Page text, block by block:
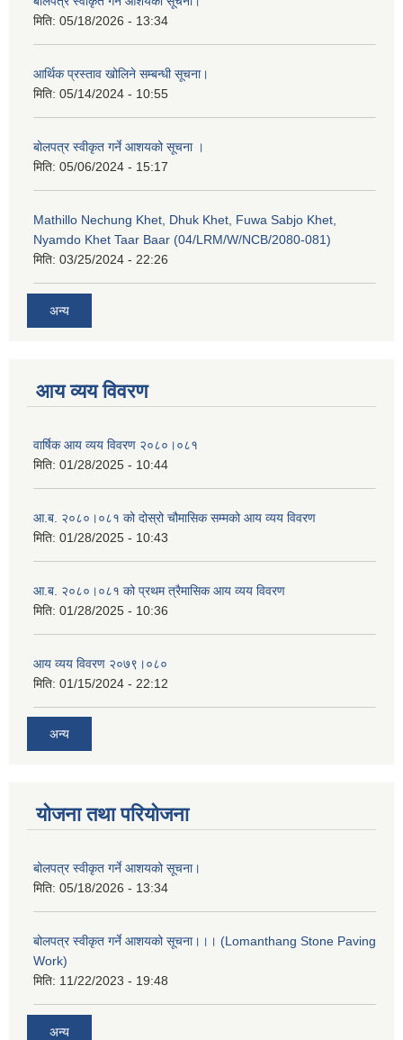
मिति: 05/18/2026 - 13:34
आर्थिक प्रस्ताव खोलिने सम्बन्धी सूचना।
मिति: 05/14/2024 - 10:55
बोलपत्र स्वीकृत गर्ने आशयको सूचना ।
मिति: 05/06/2024 - 15:17
Mathillo Nechung Khet, Dhuk Khet, Fuwa Sabjo Khet,
Nyamdo Khet Taar Baar (04/LRM/W/NCB/2080-081)
मिति: 03/25/2024 - 22:26
अन्य
आय व्यय विवरण
वार्षिक आय व्यय विवरण २०८०।०८१
मिति: 01/28/2025 - 10:44
आ.ब. २०८०।०८१ को दोस्रो चौमासिक सम्मको आय व्यय विवरण
मिति: 01/28/2025 - 10:43
आ.ब. २०८०।०८१ को प्रथम त्रैमासिक आय व्यय विवरण
मिति: 01/28/2025 - 10:36
आय व्यय विवरण २०७९।०८०
मिति: 01/15/2024 - 22:12
अन्य
योजना तथा परियोजना
बोलपत्र स्वीकृत गर्ने आशयको सूचना।
मिति: 05/18/2026 - 13:34
बोलपत्र स्वीकृत गर्ने आशयको सूचना।।। (Lomanthang Stone Paving
Work)
मिति: 11/22/2023 - 19:48
अन्य